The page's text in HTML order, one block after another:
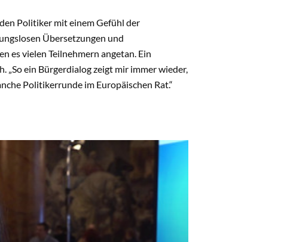
Politiker mit einem Gefühl der
Übersetzungen und
es vielen Teilnehmern angetan. Ein
„So ein Bürgerdialog zeigt mir immer wieder,
Politikerrunde im Europäischen Rat.“